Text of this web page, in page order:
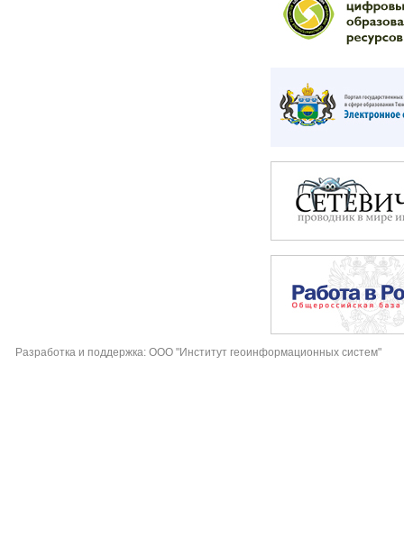
Разработка и поддержка: ООО "Институт геоинформационных систем"